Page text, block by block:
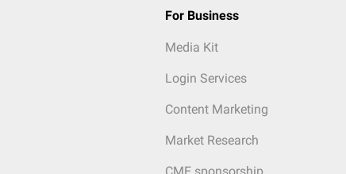
For Business
Media Kit
Login Services
Content Marketing
Market Research